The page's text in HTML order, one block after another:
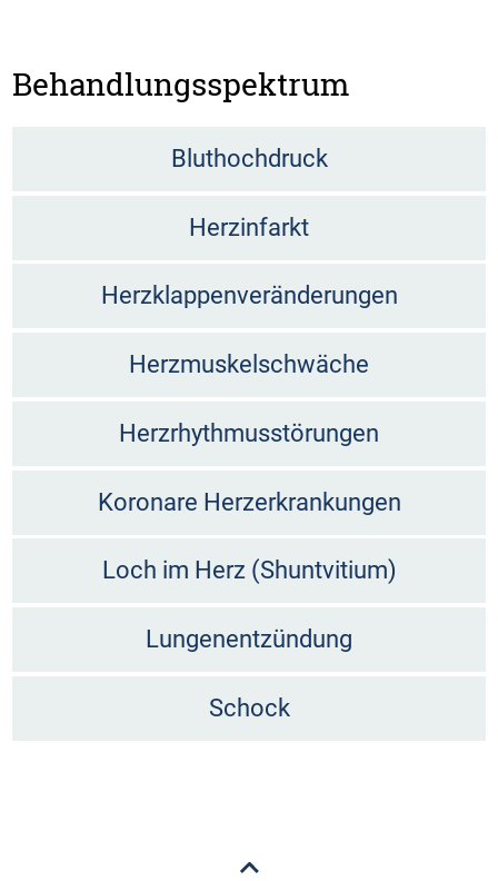
Behandlungsspektrum
Bluthochdruck
Herzinfarkt
Herzklappenveränderungen
Herzmuskelschwäche
Herzrhythmusstörungen
Koronare Herzerkrankungen
Loch im Herz (Shuntvitium)
Lungenentzündung
Schock